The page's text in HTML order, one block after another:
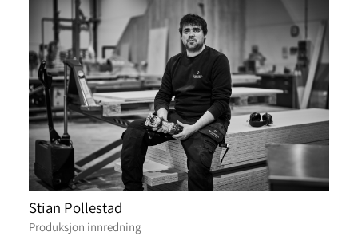
Stian Pollestad
Produksjon innredning